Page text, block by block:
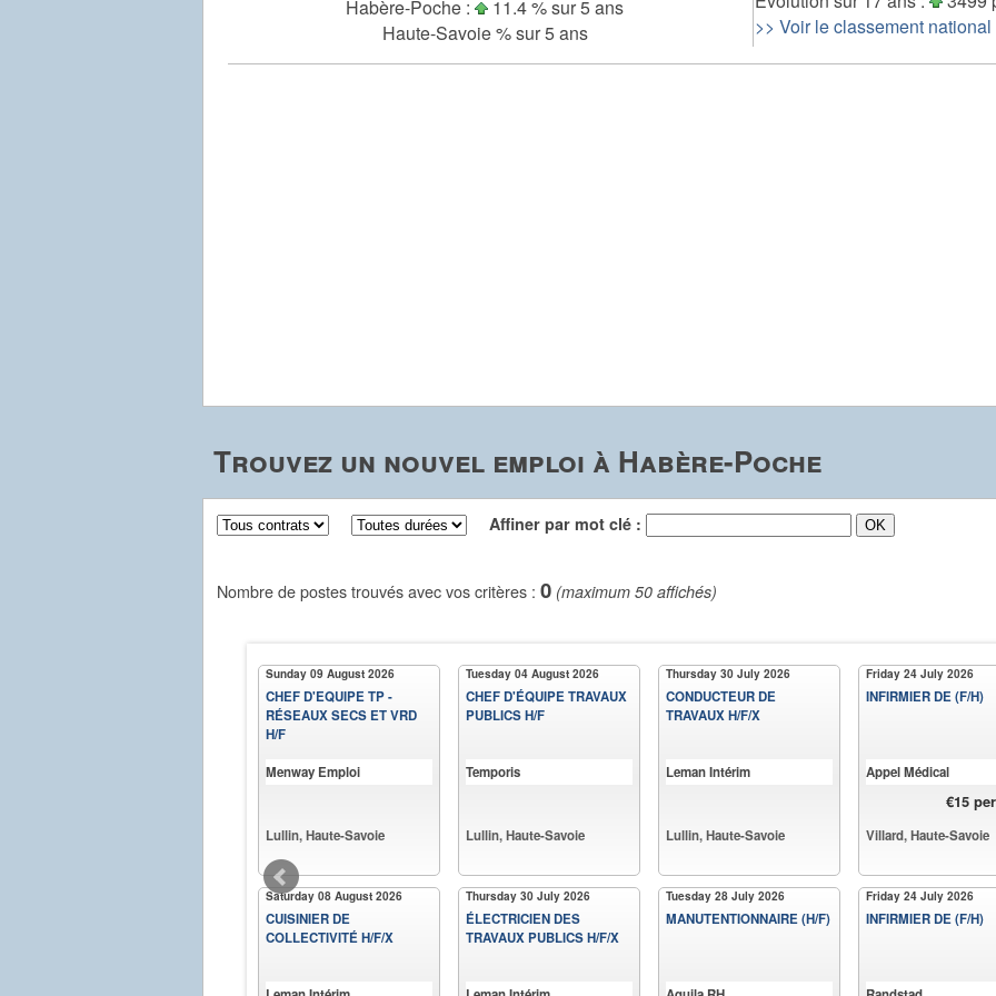
Habère-Poche :
11.4 % sur 5 ans
Haute-Savoie % sur 5 ans
>> Voir le classement national
Trouvez un nouvel emploi à Habère-Poche
Affiner par mot clé :
Nombre de postes trouvés avec vos critères : 0 (maximum 50 affichés)
Sunday 09 August 2026
CHEF D'EQUIPE TP -
RÉSEAUX SECS ET VRD
H/F
Menway Emploi
Lullin, Haute-Savoie
Saturday 08 August 2026
CUISINIER DE
COLLECTIVITÉ H/F/X
Tuesday 04 August 2026
CHEF D'ÉQUIPE TRAVAUX
PUBLICS H/F
Temporis
Lullin, Haute-Savoie
Thursday 30 July 2026
ÉLECTRICIEN DES
TRAVAUX PUBLICS H/F/X
Thursday 30 July 2026
CONDUCTEUR DE
TRAVAUX H/F/X
Leman Intérim
Lullin, Haute-Savoie
Tuesday 28 July 2026
MANUTENTIONNAIRE (H/F)
Friday 24 July 2026
INFIRMIER DE (F/H)
Appel Médical
€15
Villard, Haute-Savoie
Friday 24 July 2026
INFIRMIER DE (F/H)